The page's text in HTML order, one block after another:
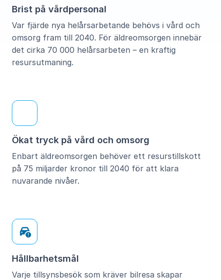
Brist på vårdpersonal
Var fjärde nya helårsarbetande behövs i vård och
omsorg fram till 2040. För äldreomsorgen innebär
det cirka 70 000 helårsarbeten – en kraftig
resursutmaning.
Ökat tryck på vård och omsorg
Enbart äldreomsorgen behöver ett resurstillskott
på 75 miljarder kronor till 2040 för att klara
nuvarande nivåer.
Hållbarhetsmål
Varje tillsynsbesök som kräver bilresa skapar